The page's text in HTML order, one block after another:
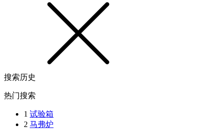
搜索历史
热门搜索
1 试验箱
2 马弗炉